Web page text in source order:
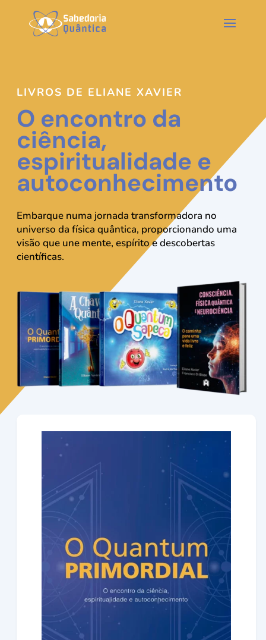
LIVROS DE ELIANE XAVIER
O encontro da
ciência,
espiritualidade e
autoconhecimento
Embarque numa jornada transformadora no
universo da física quântica, proporcionando uma
visão que une mente, espírito e descobertas
científicas.